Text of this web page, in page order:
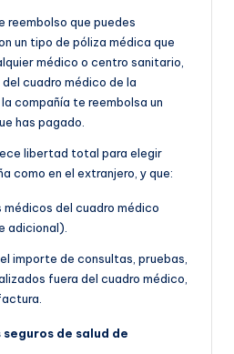
reembolso que puedes
un tipo de póliza médica que
médico o centro sanitario,
cuadro médico de la
compañía te reembolsa un
has pagado.
libertad total para elegir
como en el extranjero, y que:
médicos del cuadro médico
adicional).
importe de consultas, pruebas,
fuera del cuadro médico,
de salud de